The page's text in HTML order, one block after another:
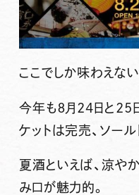
ここでしか味わえな
今年も８月24日と25
ケットは完売、ソール
夏酒といえば、涼や
み口が魅力的。